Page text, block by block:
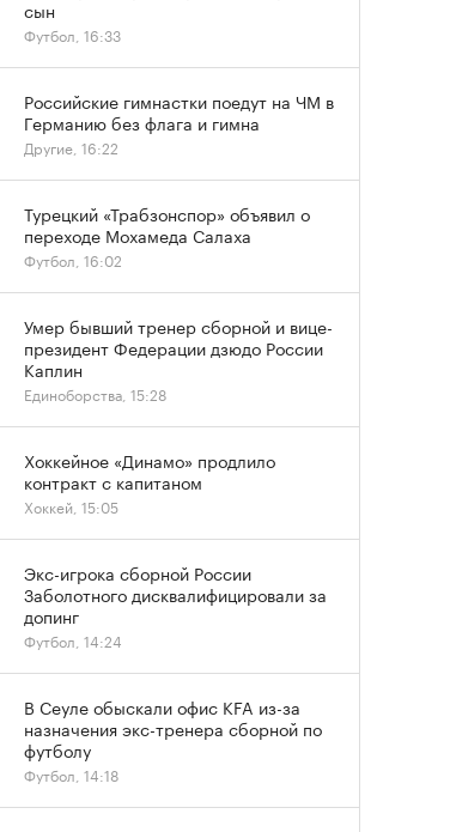
сын
Футбол, 16:33
Российские гимнастки поедут на ЧМ в
Германию без флага и гимна
Другие, 16:22
Турецкий «Трабзонспор» объявил о
переходе Мохамеда Салаха
Футбол, 16:02
Умер бывший тренер сборной и вице-
президент Федерации дзюдо России
Каплин
Единоборства, 15:28
Хоккейное «Динамо» продлило
контракт с капитаном
Хоккей, 15:05
Экс-игрока сборной России
Заболотного дисквалифицировали за
допинг
Футбол, 14:24
В Сеуле обыскали офис KFA из-за
назначения экс-тренера сборной по
футболу
Футбол, 14:18